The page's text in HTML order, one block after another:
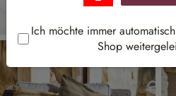
Ich möchte immer
Shop